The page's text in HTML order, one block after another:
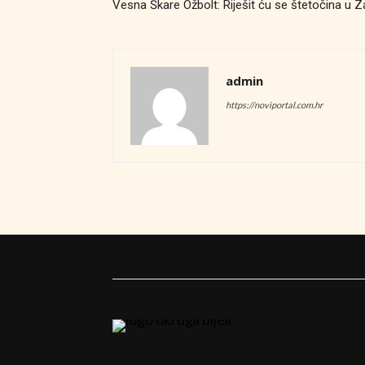
Vesna Škare Ožbolt: Riješit ću se štetočina u
admin
https://noviportal.com.hr